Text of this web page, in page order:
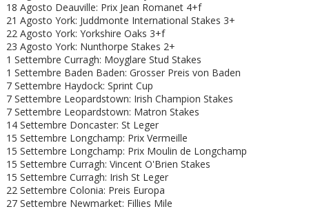
18 Agosto Deauville: Prix Jean Romanet 4+f
21 Agosto York: Juddmonte International Stakes 3+
22 Agosto York: Yorkshire Oaks 3+f
23 Agosto York: Nunthorpe Stakes 2+
1 Settembre Curragh: Moyglare Stud Stakes
1 Settembre Baden Baden: Grosser Preis von Baden
7 Settembre Haydock: Sprint Cup
7 Settembre Leopardstown: Irish Champion Stakes
7 Settembre Leopardstown: Matron Stakes
14 Settembre Doncaster: St Leger
15 Settembre Longchamp: Prix Vermeille
15 Settembre Longchamp: Prix Moulin de Longchamp
15 Settembre Curragh: Vincent O'Brien Stakes
15 Settembre Curragh: Irish St Leger
22 Settembre Colonia: Preis Europa
27 Settembre Newmarket: Fillies Mile